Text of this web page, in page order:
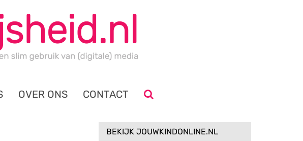
OVER ONS CONTACT
BEKIJK JOUWKINDONLINE.NL